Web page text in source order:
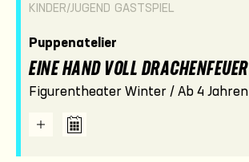
KINDER/JUGEND GASTSPIEL
Puppenatelier
EINE HAND VOLL DRACHENFEUER
Figurentheater Winter / Ab 4 Jahren